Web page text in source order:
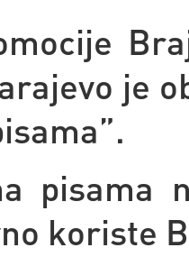
je
pisama
koriste